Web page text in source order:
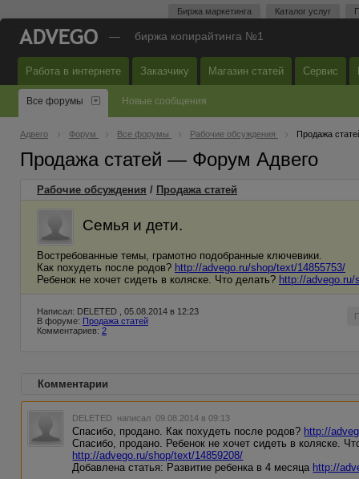
Биржа маркетинга Каталог услуг
— биржа копирайтинга №1
Работа в интернете Заказчику Магазин статей Сервис
Все форумы Новые сообщения
Адвего Форум Все форумы Рабочие обсуждения Продажа
Продажа статей — Форум Адвего
Рабочие обсуждения / Продажа статей
Семья и дети.
Востребованные темы, грамотно подобранные ключевики.
Как похудеть после родов? http://advego.ru/shop/text/14855753/
Ребенок не хочет сидеть в коляске. Что делать? http://advego.ru/
Написал: DELETED , 05.08.2014 в 12:23
В форуме: Продажа статей
Комментариев: 2
Комментарии
DELETED написал 09.08.2014 в 09:13
Спасибо, продано. Как похудеть после родов? http://
Спасибо, продано. Ребенок не хочет сидеть в коляске.
http://advego.ru/shop/text/14859208/
Добавлена статья: Развитие ребенка в 4 месяца http://